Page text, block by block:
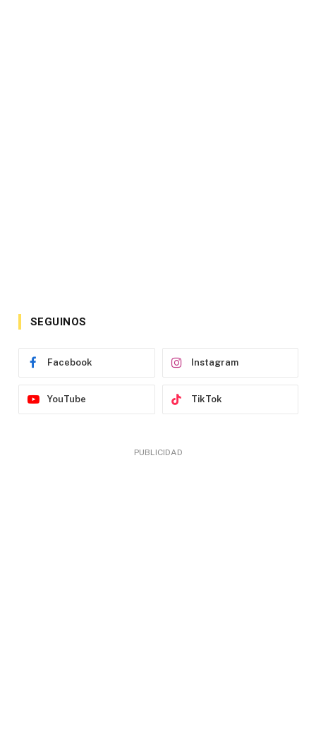
SEGUINOS
Facebook Instagram
YouTube TikTok
PUBLICIDAD